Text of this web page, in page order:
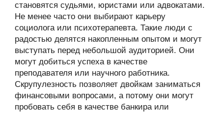
становятся судьями, юристами или адвокатами.
Не менее часто они выбирают карьеру
социолога или психотерапевта. Такие люди с
радостью делятся накопленным опытом и могут
выступать перед небольшой аудиторией. Они
могут добиться успеха в качестве
преподавателя или научного работника.
Скрупулезность позволяет двойкам заниматься
финансовыми вопросами, а потому они могут
пробовать себя в качестве банкира или